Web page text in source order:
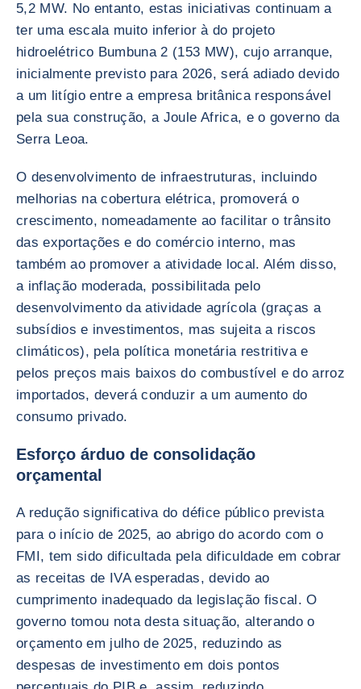
5,2 MW. No entanto, estas iniciativas continuam a
ter uma escala muito inferior à do projeto
hidroelétrico Bumbuna 2 (153 MW), cujo arranque,
inicialmente previsto para 2026, será adiado devido
a um litígio entre a empresa britânica responsável
pela sua construção, a Joule Africa, e o governo da
Serra Leoa.
O desenvolvimento de infraestruturas, incluindo
melhorias na cobertura elétrica, promoverá o
crescimento, nomeadamente ao facilitar o trânsito
das exportações e do comércio interno, mas
também ao promover a atividade local. Além disso,
a inflação moderada, possibilitada pelo
desenvolvimento da atividade agrícola (graças a
subsídios e investimentos, mas sujeita a riscos
climáticos), pela política monetária restritiva e
pelos preços mais baixos do combustível e do arroz
importados, deverá conduzir a um aumento do
consumo privado.
Esforço árduo de consolidação
orçamental
A redução significativa do défice público prevista
para o início de 2025, ao abrigo do acordo com o
FMI, tem sido dificultada pela dificuldade em cobrar
as receitas de IVA esperadas, devido ao
cumprimento inadequado da legislação fiscal. O
governo tomou nota desta situação, alterando o
orçamento em julho de 2025, reduzindo as
despesas de investimento em dois pontos